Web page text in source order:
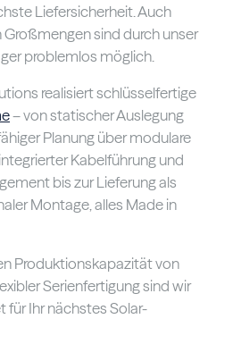
Liefersicherheit. Auch
Großmengen sind durch unser
problemlos möglich.
realisiert schlüsselfertige
– von statischer Auslegung
Planung über modulare
Kabelführung und
bis zur Lieferung als
Montage, alles Made in
Produktionskapazität von
Serienfertigung sind wir
Ihr nächstes Solar-